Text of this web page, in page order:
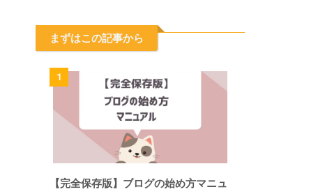
まずはこの記事から
1
【完全保存版】ブログの始め方マニュ